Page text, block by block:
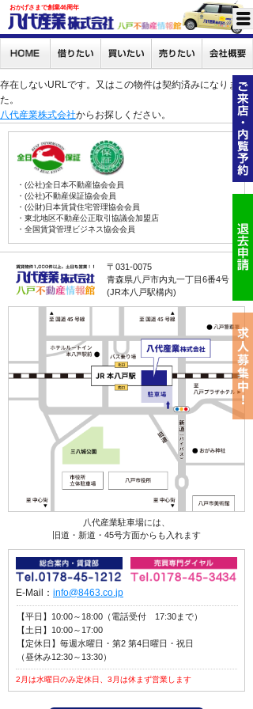
おかげさまで創業46周年
存在しないURLです。又はこの物件は契約済みになりまし
た。
八代産業株式会社からお探しください。
・(公社)全日本不動産協会会員
・(公社)不動産保証協会会員
・(公財)日本賃貸住宅管理協会会員
・東北地区不動産公正取引協議会加盟店
・全国賃貸管理ビジネス協会会員
〒031-0075
青森県八戸市内丸一丁目6番4号
(JR本八戸駅構内)
八代産業駐車場には、
旧道・新道・45号方面からも入れます
E-Mail： info@8463.co.jp
【平日】10:00～18:00（電話受付 17:30まで）
【土日】10:00～17:00
【定休日】毎週水曜日・第2 第4日曜日・祝日
（昼休み12:30～13:30）
2月は水曜日のみ定休日、3月は休まず営業します